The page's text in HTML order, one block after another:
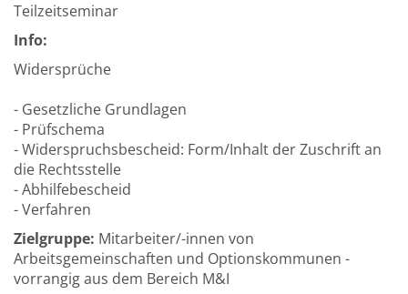
Teilzeitseminar
Info:
Widersprüche
- Gesetzliche Grundlagen
- Prüfschema
- Widerspruchsbescheid: Form/Inhalt der Zuschrift an
die Rechtsstelle
- Abhilfebescheid
- Verfahren
Zielgruppe: Mitarbeiter/-innen von
Arbeitsgemeinschaften und Optionskommunen -
vorrangig aus dem Bereich M&I